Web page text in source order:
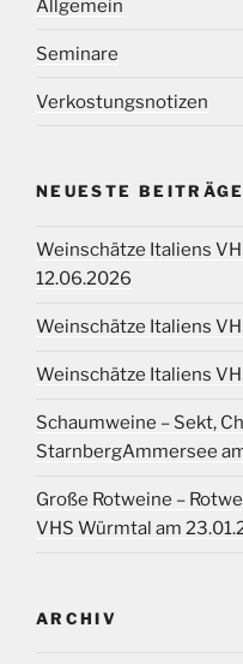
Allgemein
Seminare
Verkostungsnotizen
NEUESTE BEITRÄGE
Weinschätze Italiens
12.06.2026
Weinschätze Italiens
Weinschätze Italiens
Schaumweine – Sekt,
StarnbergAmmersee
Große Rotweine –
VHS Würmtal am
ARCHIV